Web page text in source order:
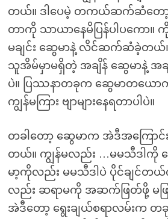
တယ်။ ဒါပေမဲ့ တကယ်ဆက်ဆံတော့
တာကို သာယာနေမိပြန်ပါပကော။
မချင်း ဆွေမာနဲ့ လိင်ဆက်ဆံခဲ့တယ်
သူအိမ်မှာမရှိတဲ့ အချိန် ဆွေမာနဲ့ အချ
ပဲ။ ပြဿနာတခုက ဆွေမာတယေ
ကျွန်မကြား ဗျာများနေရတာပါပဲ။
တခါတော့ ဆွေမာက အဲဒီအကြောင်း
တယ်။ ကျွန်မလည်း …မမသီဒါကို
မာ့ကိုလည်း မမသီဒါပဲ ပိုင်ချင်
လည်း ဆရာမကို အဆက်ဖြတ်ဖို့ မဖ
အဲဒီတော့ ရွေးချယ်စရာလမ်းက